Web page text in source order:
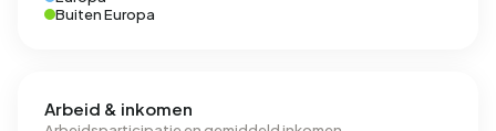
Buiten Europa
Arbeid & inkomen